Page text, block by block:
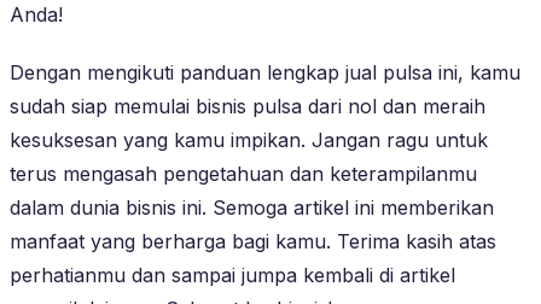
Anda!
Dengan mengikuti panduan lengkap jual pulsa ini, kamu
sudah siap memulai bisnis pulsa dari nol dan meraih
kesuksesan yang kamu impikan. Jangan ragu untuk
terus mengasah pengetahuan dan keterampilanmu
dalam dunia bisnis ini. Semoga artikel ini memberikan
manfaat yang berharga bagi kamu. Terima kasih atas
perhatianmu dan sampai jumpa kembali di artikel